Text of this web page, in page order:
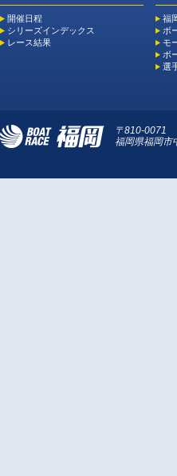
開催日程
シリーズインデックス
レース結果
福
ボ
モ
ボ
選
〒810-0071
福岡県福岡市